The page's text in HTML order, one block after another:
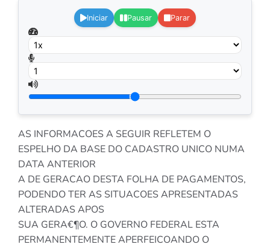
Iniciar Pausar Parar
AS INFORMACOES A SEGUIR REFLETEM O
ESPELHO DA BASE DO CADASTRO UNICO NUMA
DATA ANTERIOR
A DE GERACAO DESTA FOLHA DE PAGAMENTOS,
PODENDO TER AS SITUACOES APRESENTADAS
ALTERADAS APOS
SUA GERA€¶O. O GOVERNO FEDERAL ESTA
PERMANENTEMENTE APERFEICOANDO O